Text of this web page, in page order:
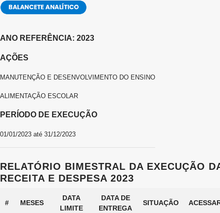
ANO REFERÊNCIA: 2023
AÇÕES
MANUTENÇÃO E DESENVOLVIMENTO DO ENSINO
ALIMENTAÇÃO ESCOLAR
PERÍODO DE EXECUÇÃO
01/01/2023 até 31/12/2023
RELATÓRIO BIMESTRAL DA EXECUÇÃO
RECEITA E DESPESA 2023
# MESES
DATA
LIMITE
DATA DE
ENTREGA
SITUAÇÃO